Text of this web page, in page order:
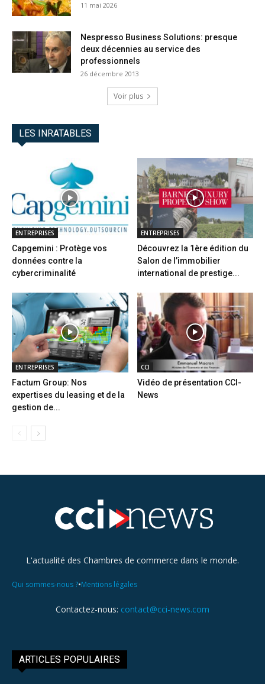
11 mai 2026
Nespresso Business Solutions: presque
deux décennies au service des
professionnels
26 décembre 2013
Voir plus
LES INRATABLES
ENTREPRISES
Capgemini : Protège vos
données contre la
cybercriminalité
ENTREPRISES
Découvrez la 1ère édition du
Salon de l’immobilier
international de prestige...
ENTREPRISES
Factum Group: Nos
expertises du leasing et de la
gestion de...
CCI
Vidéo de présentation CCI-
News
L'actualité des Chambres de commerce dans le monde.
Qui sommes-nous ?•Mentions légales
Contactez-nous: contact@cci-news.com
ARTICLES POPULAIRES